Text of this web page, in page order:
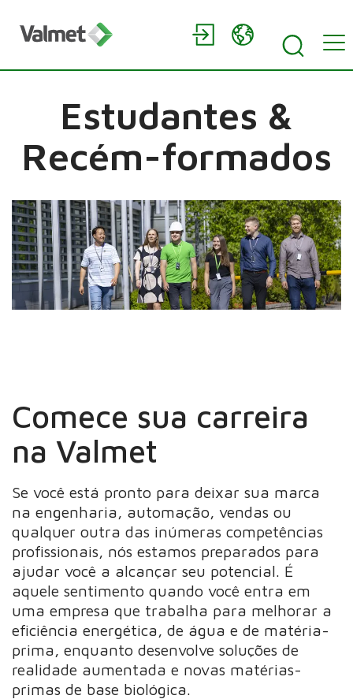
Estudantes &
Recém-formados
Comece sua carreira
na Valmet
Se você está pronto para deixar sua marca
na engenharia, automação, vendas ou
qualquer outra das inúmeras competências
profissionais, nós estamos preparados para
ajudar você a alcançar seu potencial. É
aquele sentimento quando você entra em
uma empresa que trabalha para melhorar a
eficiência energética, de água e de matéria-
prima, enquanto desenvolve soluções de
realidade aumentada e novas matérias-
primas de base biológica.